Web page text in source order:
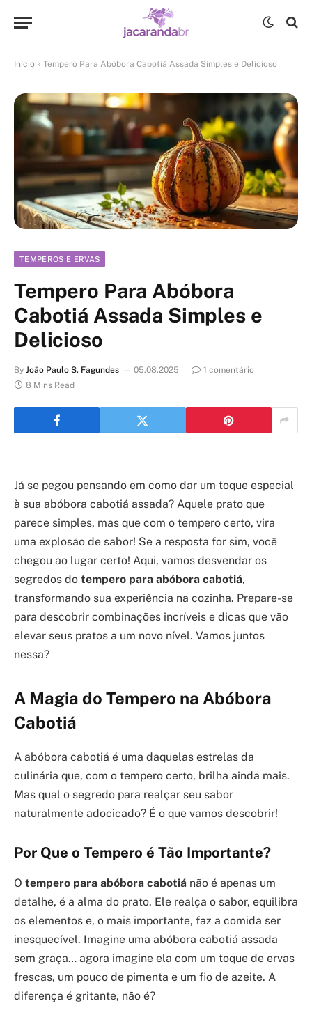
Início » Tempero Para Abóbora Cabotiá Assada Simples e Delicioso
TEMPEROS E ERVAS
Tempero Para Abóbora
Cabotiá Assada Simples e
Delicioso
By João Paulo S. Fagundes 05.08.2025
1 comentário
8 Mins Read
Já se pegou pensando em como dar um toque especial
à sua abóbora cabotiá assada? Aquele prato que
parece simples, mas que com o tempero certo, vira
uma explosão de sabor! Se a resposta for sim, você
chegou ao lugar certo! Aqui, vamos desvendar os
segredos do tempero para abóbora cabotiá,
transformando sua experiência na cozinha. Prepare-se
para descobrir combinações incríveis e dicas que vão
elevar seus pratos a um novo nível. Vamos juntos
nessa?
A Magia do Tempero na Abóbora
Cabotiá
A abóbora cabotiá é uma daquelas estrelas da
culinária que, com o tempero certo, brilha ainda mais.
Mas qual o segredo para realçar seu sabor
naturalmente adocicado? É o que vamos descobrir!
Por Que o Tempero é Tão Importante?
O tempero para abóbora cabotiá não é apenas um
detalhe, é a alma do prato. Ele realça o sabor, equilibra
os elementos e, o mais importante, faz a comida ser
inesquecível. Imagine uma abóbora cabotiá assada
sem graça… agora imagine ela com um toque de ervas
frescas, um pouco de pimenta e um fio de azeite. A
diferença é gritante, não é?